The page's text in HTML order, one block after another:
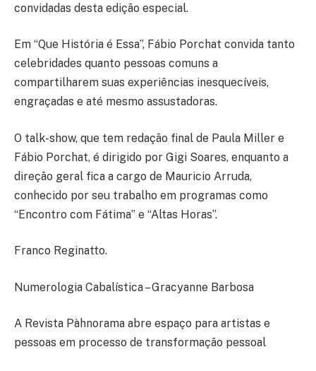
convidadas desta edição especial.
Em “Que História é Essa”, Fábio Porchat convida tanto
celebridades quanto pessoas comuns a
compartilharem suas experiências inesquecíveis,
engraçadas e até mesmo assustadoras.
O talk-show, que tem redação final de Paula Miller e
Fábio Porchat, é dirigido por Gigi Soares, enquanto a
direção geral fica a cargo de Mauricio Arruda,
conhecido por seu trabalho em programas como
“Encontro com Fátima” e “Altas Horas”.
Franco Reginatto.
Numerologia Cabalística – Gracyanne Barbosa
A Revista Pàhnorama abre espaço para artistas e
pessoas em processo de transformação pessoal